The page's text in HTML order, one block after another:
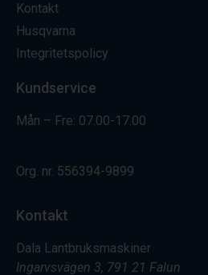
Kontakt
Husqvarna
Integritetspolicy
Kundservice
Mån – Fre: 07.00-17.00
Org. nr. 556394-9899
Kontakt
Dala Lantbruksmaskiner
Ingarvsvägen 3, 791 21 Falun